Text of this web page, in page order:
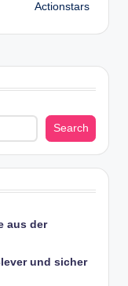
Actionstars
Search
aus der
und sicher